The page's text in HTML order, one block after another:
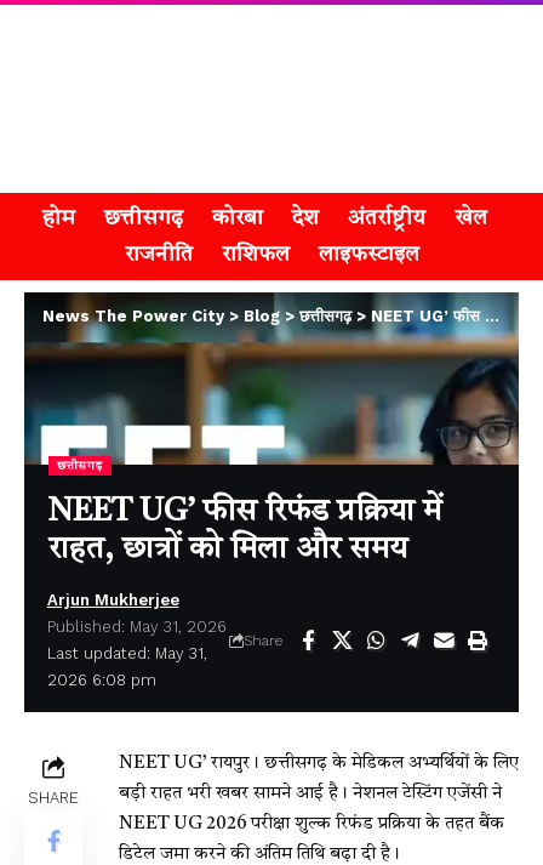
होम छत्तीसगढ़ कोरबा देश अंतर्राष्ट्रीय
खेल
राजनीति
राशिफल लाइफस्टाइल
News The Power City> Blog>छत्तीसगढ़> NEET UG’ फीस रिफंड प्रक्रिया में राहत, छात्रों को मिला और समय
छत्तीसगढ़
NEET UG’ फीस रिफंड प्रक्रिया में
राहत, छात्रों को मिला और समय
Last updated: May 31,
2026 6:08 pm
Arjun Mukherjee
Published: May 31, 2026
Share
SHARE
NEET UG’ रायपुर। छत्तीसगढ़ के मेडिकल अभ्यर्थियों के लिए
बड़ी राहत भरी खबर सामने आई है। नेशनल टेस्टिंग एजेंसी ने
NEET UG 2026 परीक्षा शुल्क रिफंड प्रक्रिया के तहत बैंक
डिटेल जमा करने की अंतिम तिथि बढ़ा दी है।